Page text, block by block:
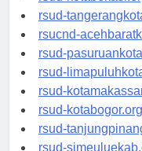
rsud-
rsud-
rsucnd-
rsud-
rsud-
rsud-
rsud-kotabogor.org
rsud-